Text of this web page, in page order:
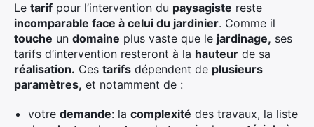
Le tarif pour l’intervention du paysagiste reste
incomparable face à celui du jardinier. Comme il
touche un domaine plus vaste que le jardinage, ses
tarifs d’intervention resteront à la hauteur de sa
réalisation. Ces tarifs dépendent de plusieurs
paramètres, et notamment de :
votre demande: la complexité des travaux, la liste